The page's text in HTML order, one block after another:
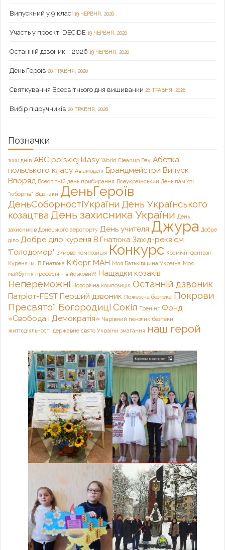
Випускний у 9 класі 19 ЧЕРВНЯ, 2026
Участь у проєкті DECIDE 19 ЧЕРВНЯ, 2026
Останній дзвоник – 2026 19 ЧЕРВНЯ, 2026
День Героїв 26 ТРАВНЯ, 2026
Святкування Всесвітнього дня вишиванки 26 ТРАВНЯ, 2026
Вибір підручників 20 ТРАВНЯ, 2026
Позначки
1000 днів ABC polskiej klasy World Cleanup Day Абетка
польського класу Авіамоделі Брандмейстри Випуск
Впоряд Всесвітній день прибирання Всеукраїнський День пам'яті
"кіборгів" Відзнаки ДеньГероїв
ДеньСоборностіУкраїни День Українського
козацтва День захисника України День
захисників Донецького аеропорту День учителя Джура Добре
діло Добре діло куреня В.Гнатюка Захід-реквієм
"Голодомор" Зимова композиція Конкурс Космічні фантазії
Куреня ім. В.Гнатюка Кіборг МАН Моя Батьківщина Україна Моя
майбутня професія – військовий! Нащадки козаків
Непереможні Новорічна композиція Останній дзвоник
Патріот-FEST Перший дзвоник Пожежна безпека Покрови
Пресвятої Богородиці Сокіл Тренінг Фонд
«Свобода і Демократія» Чарівний пензлик безпеки
життєдіяльності державне свято України змагання наш герой